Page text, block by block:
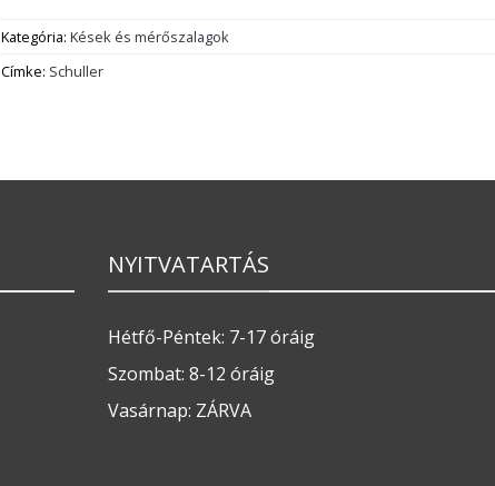
Kategória: Kések és mérőszalagok
Címke: Schuller
NYITVATARTÁS
Hétfő-Péntek: 7-17 óráig
Szombat: 8-12 óráig
Vasárnap: ZÁRVA